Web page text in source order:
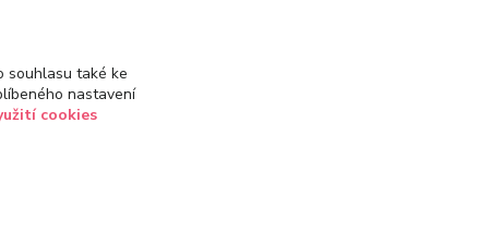
souhlasu také ke
nastavení
cookies